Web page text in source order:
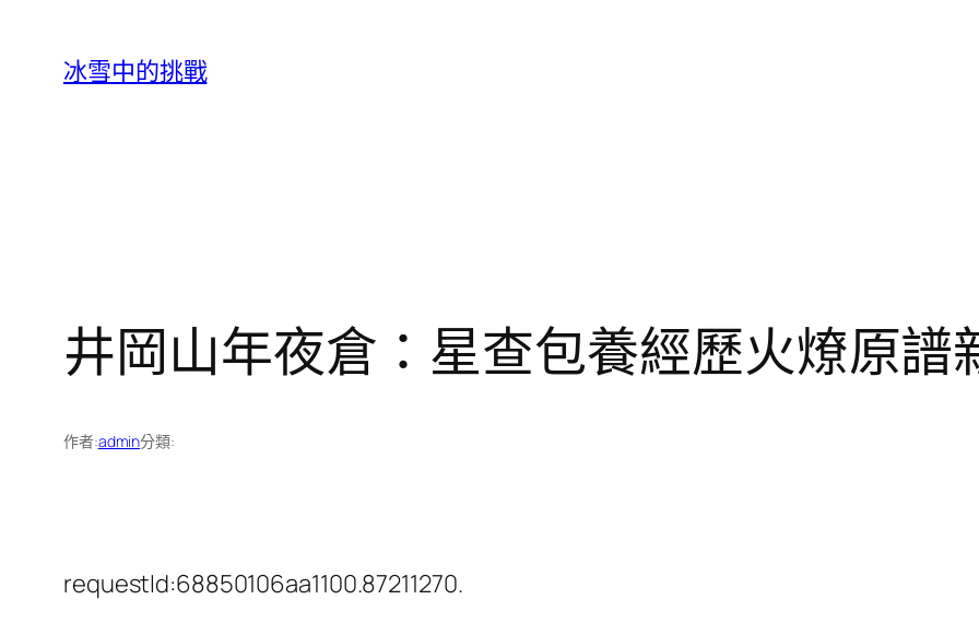
冰雪中的挑戰
井岡山年夜倉：星查包養經歷火燎原譜
作者:admin分類:
requestId:68850106aa1100.87211270.